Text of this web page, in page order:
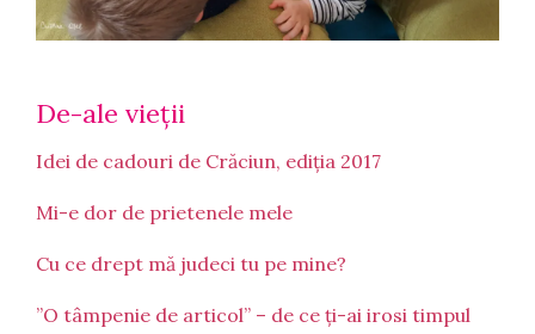
De-ale vieții
Idei de cadouri de Crăciun, ediția 2017
Mi-e dor de prietenele mele
Cu ce drept mă judeci tu pe mine?
”O tâmpenie de articol” – de ce ți-ai irosi timpul